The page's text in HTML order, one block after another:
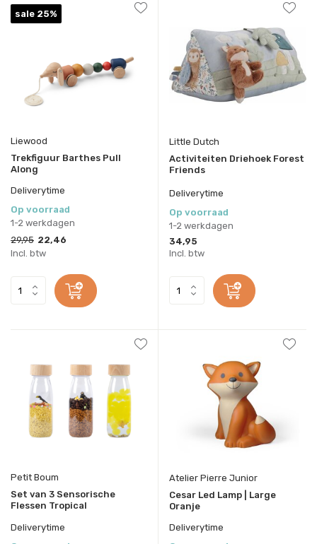
sale 25%
Liewood
Trekfiguur Barthes Pull
Along
Deliverytime
Op voorraad
1-2 werkdagen
29,95 22,46
Incl. btw
Little Dutch
Activiteiten Driehoek Forest
Friends
Deliverytime
Op voorraad
1-2 werkdagen
34,95
Incl. btw
Petit Boum
Set van 3 Sensorische
Flessen Tropical
Deliverytime
Atelier Pierre Junior
Cesar Led Lamp | Large
Oranje
Deliverytime